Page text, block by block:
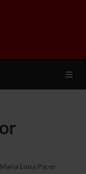
Maria Luisa Pacor